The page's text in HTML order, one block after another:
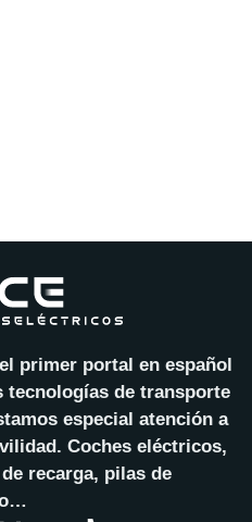
primer portal en español
tecnologías de transporte
especial atención a
Coches eléctricos,
recarga, pilas de